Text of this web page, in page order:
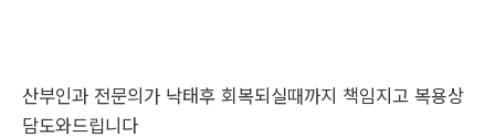
산부인과 전문의가 낙태후 회복되실때까지 책임지고 복용상
담도와드립니다